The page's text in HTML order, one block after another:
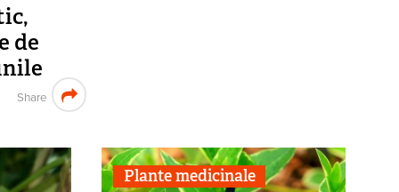
de
Share
Plante medicinale